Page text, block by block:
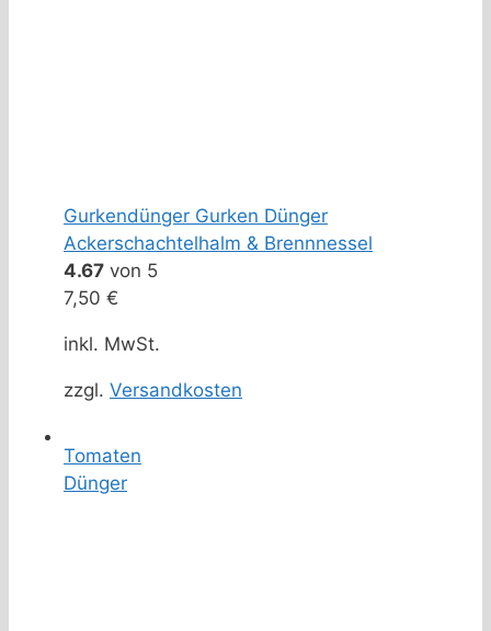
Gurkendünger Gurken Dünger
Ackerschachtelhalm & Brennnessel
4.67 von 5
7,50 €
inkl. MwSt.
zzgl. Versandkosten
Tomaten
Dünger